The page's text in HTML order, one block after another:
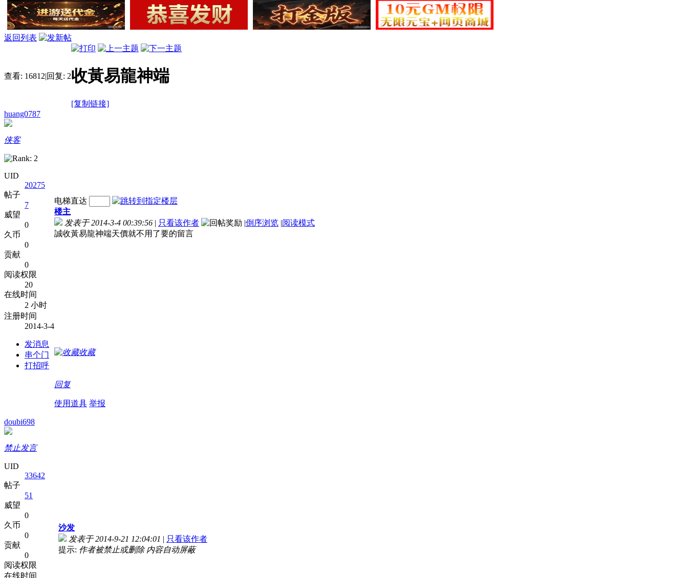
返回列表
查看: 16812|回复: 2收黃易龍神端
[复制链接]
huang0787
侠客
UID
20275
帖子
7
威望
0
久币
0
贡献
0
阅读权限
20
在线时间
2 小时
注册时间
2014-3-4
发消息
串个门
打招呼
电梯直达
楼主
发表于 2014-3-4 00:39:56 | 只看该作者 |倒序浏览 |阅读模式
誠收黃易龍神端天價就不用了要的留言
收藏
回复
使用道具 举报
doubi698
禁止发言
UID
33642
帖子
51
威望
0
久币
0
贡献
0
阅读权限
在线时间
沙发
发表于 2014-9-21 12:04:01 | 只看该作者
提示: 作者被禁止或删除 内容自动屏蔽